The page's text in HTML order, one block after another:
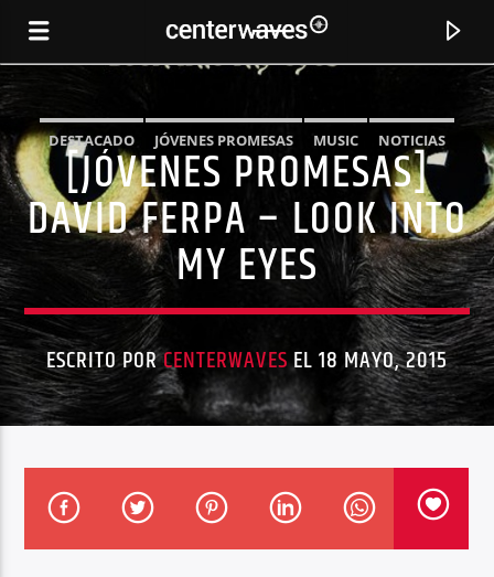
CANCIÓN ACTUAL
KEMBACK
DESTACADO JÓVENES PROMESAS MUSIC
NOTICIAS
TRANCE
[JÓVENES PROMESAS]
DAVID FERPA – LOOK INTO
MY EYES
ESCRITO PORCENTERWAVESEL 18 MAYO, 2015